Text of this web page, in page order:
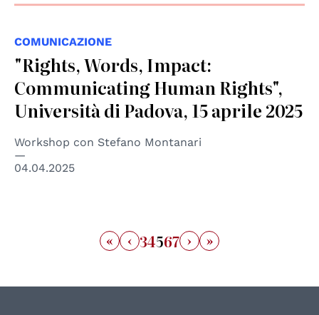
COMUNICAZIONE
"Rights, Words, Impact:
Communicating Human Rights",
Università di Padova, 15 aprile 2025
Workshop con Stefano Montanari
04.04.2025
« ‹ 34567 › »